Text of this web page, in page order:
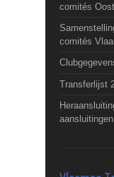
comités
comités
Transferlijst